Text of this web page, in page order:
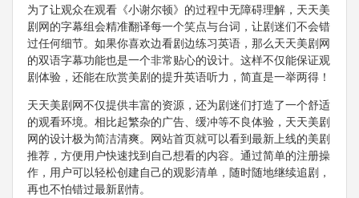
为了让观众在观看《小谢尔顿》的过程中无障碍理解，天天美
剧网的字幕组会精准翻译每一个笑点与台词，让剧迷们不会错
过任何细节。如果你喜欢边看剧边练习英语，那么天天美剧网
的双语字幕功能也是一个非常贴心的设计。这样不仅能保证观
剧体验，还能在欣赏美剧的提升英语听力，简直是一举两得！
天天美剧网不仅提供丰富的资源，还为剧迷们打造了一个舒适
的观看环境。相比起繁杂的广告、缓冲等不良体验，天天美剧
网的设计极为简洁清爽。网站首页就可以看到最新上线的美剧
推荐，方便用户快速找到自己想看的内容。通过简单的注册操
作，用户可以轻松创建自己的观影清单，随时随地继续追剧，
再也不怕错过最新剧情。